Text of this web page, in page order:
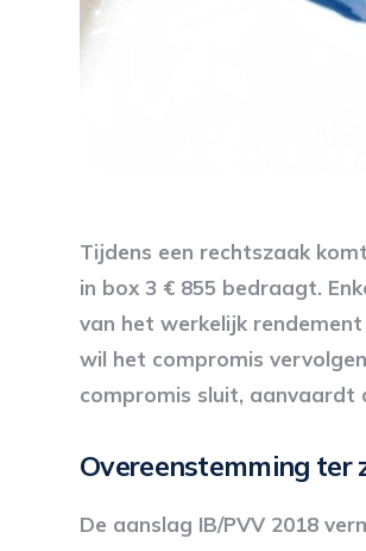
Tijdens een rechtszaak
in box 3 € 855 bedraagt.
van het werkelijk
wil het compromis
compromis sluit,
Overeenstemming ter
De aanslag IB/PVV 2018